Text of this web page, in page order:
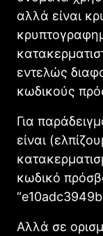
αλλά είναι
εντελώς
κωδικούς
Για
είναι
κωδικό
Αλλά σε